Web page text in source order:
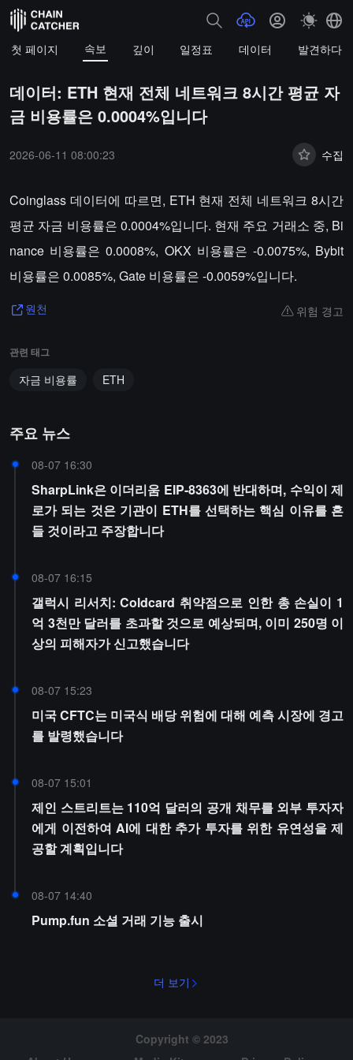
첫 페이지 속보 깊이 일정표 데이터 발견하다
데이터: ETH 현재 전체 네트워크 8시간 평균 자
금 비용률은 0.0004%입니다
2026-06-11 08:00:23 수집
Coinglass 데이터에 따르면, ETH 현재 전체 네트워크 8시간
평균 자금 비용률은 0.0004%입니다. 현재 주요 거래소 중, Bi
nance 비용률은 0.0008%, OKX 비용률은 -0.0075%, Bybit
비용률은 0.0085%, Gate 비용률은 -0.0059%입니다.
원천 위험 경고
관련 태그
자금 비용률 ETH
주요 뉴스
08-07 16:30
SharpLink은 이더리움 EIP-8363에 반대하며, 수익이 제
로가 되는 것은 기관이 ETH를 선택하는 핵심 이유를 흔
들 것이라고 주장합니다
08-07 16:15
갤럭시 리서치: Coldcard 취약점으로 인한 총 손실이 1
억 3천만 달러를 초과할 것으로 예상되며, 이미 250명 이
상의 피해자가 신고했습니다
08-07 15:23
미국 CFTC는 미국식 배당 위험에 대해 예측 시장에 경고
를 발령했습니다
08-07 15:01
제인 스트리트는 110억 달러의 공개 채무를 외부 투자자
에게 이전하여 AI에 대한 추가 투자를 위한 유연성을 제
공할 계획입니다
08-07 14:40
Pump.fun 소셜 거래 기능 출시
더 보기
Copyright © 2023